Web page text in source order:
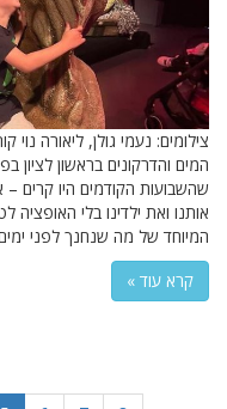
צילומים: נעמי גולן, ליאורה
המים והדרקונים בראשון
שהשבועות הקודמים היו קרים –
אותנו ואת ילדינו בלי
המיוחד של מה שנחנך לפני
קרא עוד »